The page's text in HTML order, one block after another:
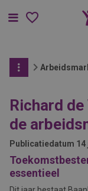
Menu
Richard
de
Publicatiedatum 14
essentieel